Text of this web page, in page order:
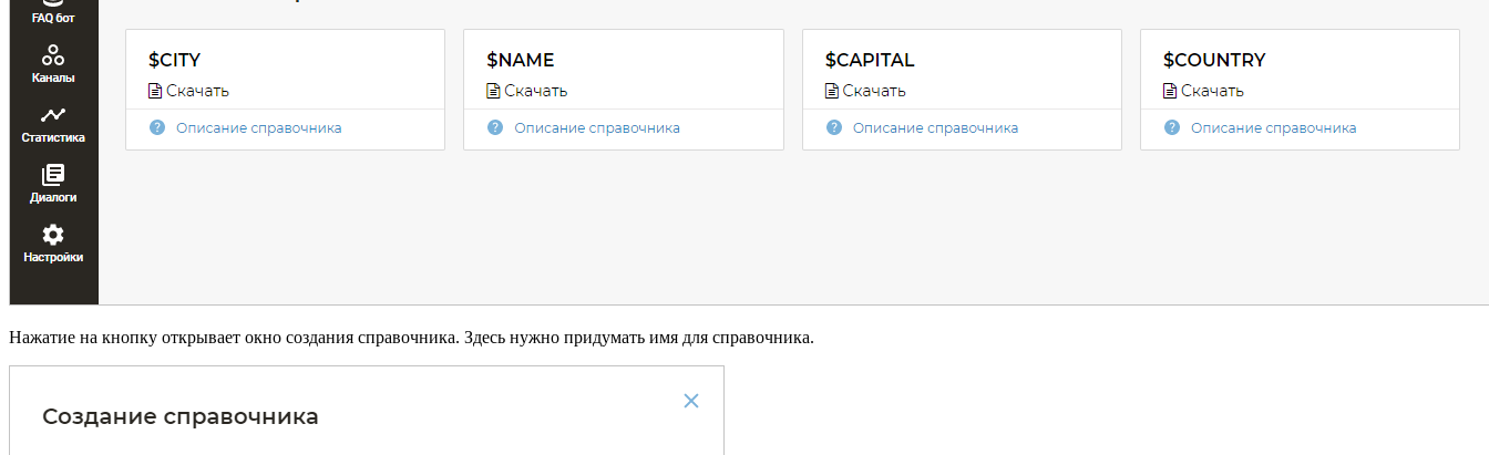
Нажатие на кнопку открывает окно создания справочника. Здесь нужно придумать имя для справочника.